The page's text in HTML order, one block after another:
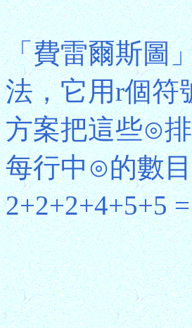
「費雷爾斯圖
法，它用r個符
方案把這些⊙
每行中⊙的數
2+2+2+4+5+5